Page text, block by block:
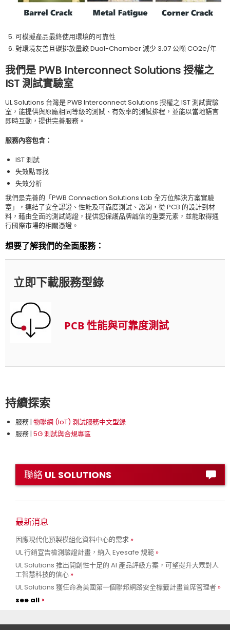
可模擬產品最終使用環境的可靠性
對環境友善且碳排放量較Dual-Chamber減少 3.07 公噸CO2e/年
我們是 PWB Interconnect Solutions授權之
IST測試實驗室
UL Solutions 台灣是PWB Interconnect Solutions 授權之IST測試實驗
室，能提供與原廠相同等級的測試、有效率的測試排程，並能以當地語言
即時互動，提供完善服務。
服務內容包含：
IST測試
失效點尋找
失效分析
我們是完善的「PWB Connection Solutions Lab 全方位解決方案實驗
室 」， 連結了安全認證、性能及可靠度測試、諮詢， 從PCB 的設計到材
料，藉由全面的測試認證 ，提供您保護品牌誠信的重要元素，並能取得通
行國際市場的相關憑證 。
想要了解我們的全面服務：
立即下載服務型錄
PCB 性能與可靠度測試
持續探索
服務 | 物聯網 (IoT) 測試服務中文型錄
服務 | 5G 測試與合規專區
聯絡 UL SOLUTIONS
最新消息
因應現代化預製模組化資料中心的需求
UL 行銷宣告檢測驗證計畫，納入 Eyesafe 規範
UL Solutions 推出開創性十足的 AI 產品評級方案，可望提升大眾對人
工智慧科技的信心
UL Solutions 獲任命為美國第一個聯邦網路安全標籤計畫首席管理者
see all